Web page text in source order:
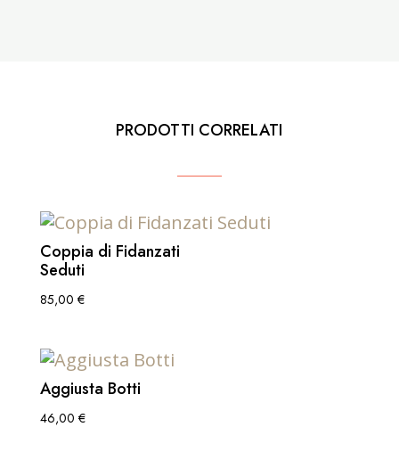
PRODOTTI CORRELATI
Coppia di Fidanzati
Seduti
85,00 €
Aggiusta Botti
46,00 €